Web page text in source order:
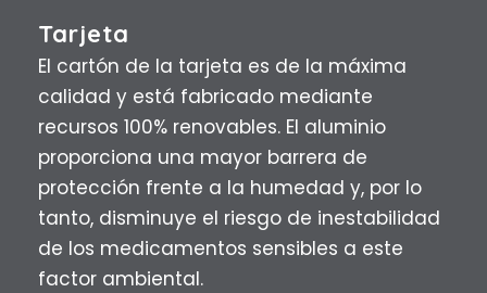
Tarjeta
El cartón de la tarjeta es de la máxima
calidad y está fabricado mediante
recursos 100% renovables. El aluminio
proporciona una mayor barrera de
protección frente a la humedad y, por lo
tanto, disminuye el riesgo de inestabilidad
de los medicamentos sensibles a este
factor ambiental.